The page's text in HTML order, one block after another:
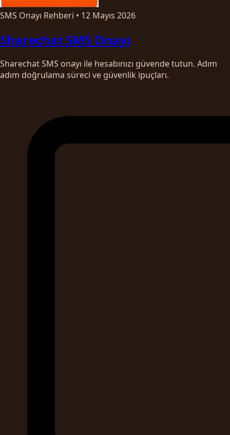
SMS Onayı Rehberi • 12 Mayıs 2026
Sharechat SMS Onayı
Sharechat SMS onayı ile hesabınızı güvende tutun. Adım
adım doğrulama süreci ve güvenlik ipuçları.